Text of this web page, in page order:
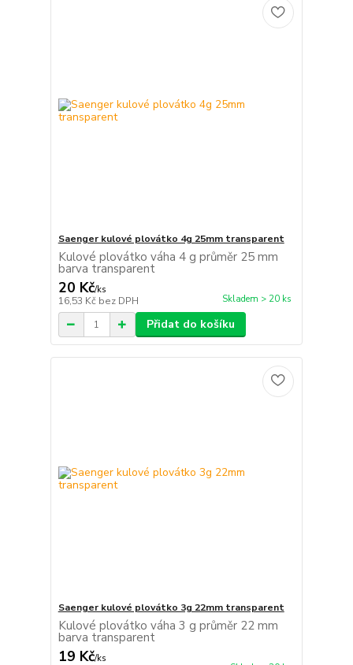
Saenger kulové plovátko 4g 25mm transparent
Kulové plovátko váha 4 g průměr 25 mm
barva transparent
20 Kč/ks
16,53 Kč bez DPH Skladem > 20 ks
Přidat do košíku
Saenger kulové plovátko 3g 22mm transparent
Kulové plovátko váha 3 g průměr 22 mm
barva transparent
19 Kč/ks